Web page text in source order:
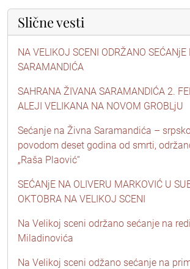
Slične vesti
NA VELIKOJ SCENI ODRŽANO
SARAMANDIĆA
SAHRANA ŽIVANA SARAMANDIĆA 2.
ALEJI VELIKANA NA NOVOM GROBLjU
Sećanje na Živna Saramandića –
povodom deset godina od smrti,
„Raša Plaović“
SEĆANjE NA OLIVERU MARKOVIĆ U
OKTOBRA NA VELIKOJ SCENI
Na Velikoj sceni održano sećanje na
Miladinovića
Na Velikoj sceni odžano sećanje na